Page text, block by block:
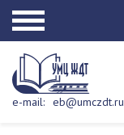
e-mail: eb@umczdt.ru